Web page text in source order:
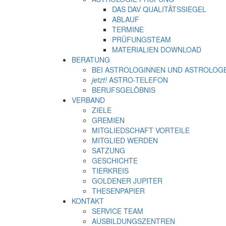
DAS DAV QUALITÄTSSIEGEL
ABLAUF
TERMINE
PRÜFUNGSTEAM
MATERIALIEN DOWNLOAD
BERATUNG
BEI ASTROLOGINNEN UND
jetzt! ASTRO-TELEFON
BERUFSGELÖBNIS
VERBAND
ZIELE
GREMIEN
MITGLIEDSCHAFT VORTEILE
MITGLIED WERDEN
SATZUNG
GESCHICHTE
TIERKREIS
GOLDENER JUPITER
THESENPAPIER
KONTAKT
SERVICE TEAM
AUSBILDUNGSZENTREN